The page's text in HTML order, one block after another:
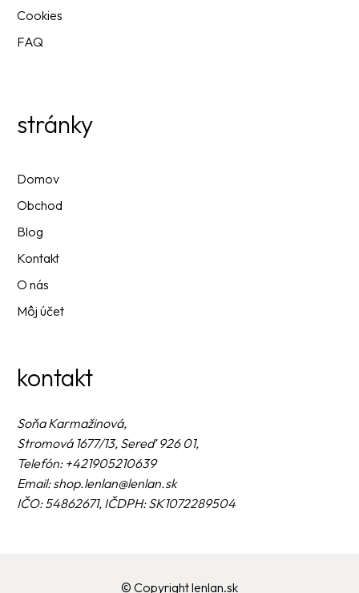
Cookies
FAQ
stránky
Domov
Obchod
Blog
Kontakt
O nás
Môj účet
kontakt
Soňa Karmažinová,
Stromová 1677/13, Sereď 926 01,
Telefón: +421905210639
Email: shop.lenlan@lenlan.sk
IČO: 54862671, IČDPH: SK1072289504
© Copyright lenlan.sk